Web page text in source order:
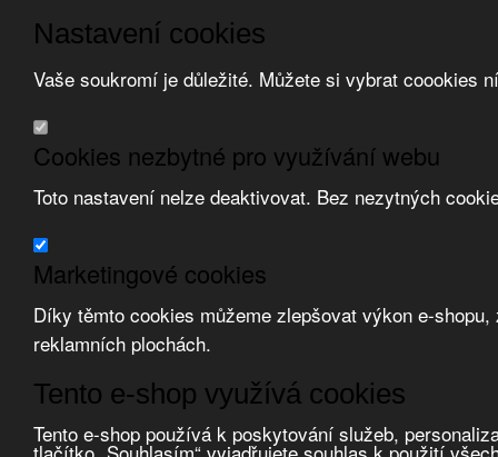
Nastavení cookies
Vaše soukromí je důležité. Můžete si vybrat coookies
Cookies nezbytné pro využívání webu
Toto nastavení nelze deaktivovat. Bez nezytných
Marketingové cookies
Díky těmto cookies můžeme zlepšovat výkon e-
reklamních plochách.
Tento e-shop využívá cookies
Tento e-shop používá k poskytování služeb,
Přeskočit na hlavní obsah Přeskočit na doplňující obsah
Obchodní podmínky
Registrace
Zvolte měnu:
Přihlásit uživatele
Úvod Upevňovací materiál kabelové vývodky a přísluš. rozšíření